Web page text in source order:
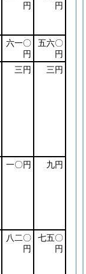
円
円
六一〇
円
五六〇
円
三円 三円
一〇円 九円
八二〇
円
七五〇
円